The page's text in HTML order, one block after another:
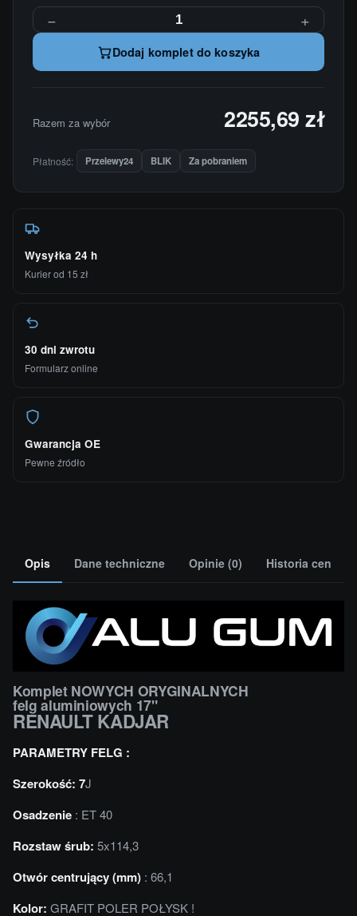
− +
Dodaj komplet do koszyka
Razem za wybór 2255,69 zł
Płatność: Przelewy24 BLIK Za pobraniem
Wysyłka 24 h
Kurier od 15 zł
30 dni zwrotu
Formularz online
Gwarancja OE
Pewne źródło
Opis Dane techniczne Opinie (0) Historia cen
Komplet NOWYCH ORYGINALNYCH
felg aluminiowych 17"
RENAULT KADJAR
PARAMETRY FELG :
Szerokość: 7J
Osadzenie : ET 40
Rozstaw śrub: 5x114,3
Otwór centrujący (mm) : 66,1
Kolor: GRAFIT POLER POŁYSK !